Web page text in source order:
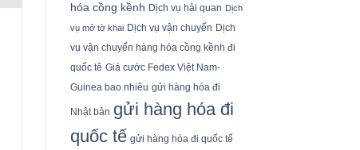
hóa cồng kềnh Dịch vụ hải quan Dịch
vụ mở tờ khai Dịch vụ vận chuyển Dịch
vụ vận chuyển hàng hóa cồng kềnh đi
quốc tê Giá cước Fedex Việt Nam-
Guinea bao nhiêu gửi hàng hóa đi
Nhật bản gửi hàng hóa đi
quốc tế gửi hàng hóa đi quốc tế